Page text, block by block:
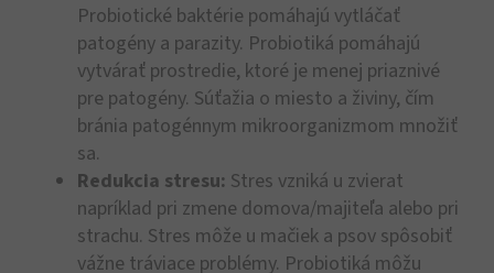
Probiotické baktérie pomáhajú vytláčať
patogény a parazity. Probiotiká pomáhajú
vytvárať prostredie, ktoré je menej priaznivé
pre patogény. Súťažia o miesto a živiny, čím
bránia patogénnym mikroorganizmom množiť
sa.
Redukcia stresu: Stres vzniká u zvierat
napríklad pri zmene domova/majiteľa alebo pri
strachu. Stres môže u mačiek a psov spôsobiť
vážne tráviace problémy. Probiotiká môžu